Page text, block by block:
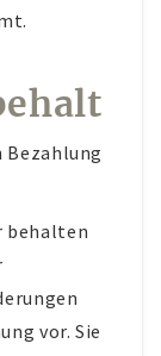
behalten
vor. Sie